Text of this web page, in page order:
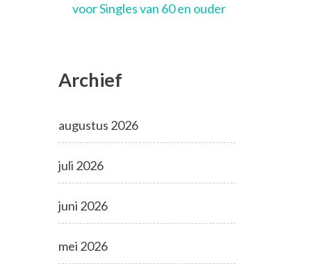
voor Singles van 60 en ouder
Archief
augustus 2026
juli 2026
juni 2026
mei 2026